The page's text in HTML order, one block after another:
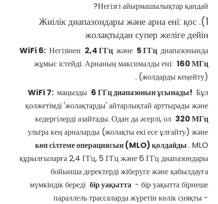
Негізгі айырмашылықтар қандай?
1). Жиілік диапазондары және арна ені: қос
жолақтыдан супер желіге дейін
WiFi 6: Негізінен 2,4 ГГц және 5 ГГц диапазонында
жұмыс істейді. Арнаның максималды ені: 160 МГц
(жолдарды кеңейту).
WiFi 7: маңызды 6 ГГц диапазонын ұсынады! Бұл
қолжетімді 'жолақтарды' айтарлықтай арттырады және
кедергілерді азайтады. Одан да әсерлі, ол 320 МГц
ультра кең арналарды (жолақты екі есе ұлғайту) және
көп сілтеме операциясын (MLO) қолдайды. MLO
құрылғыларға 2,4 ГГц, 5 ГГц және 6 ГГц диапазондары
бойынша деректерді жіберуге және қабылдауға
мүмкіндік береді бір уақытта - бір уақытта бірнеше
параллель трассаларда жүретін көлік сияқты -